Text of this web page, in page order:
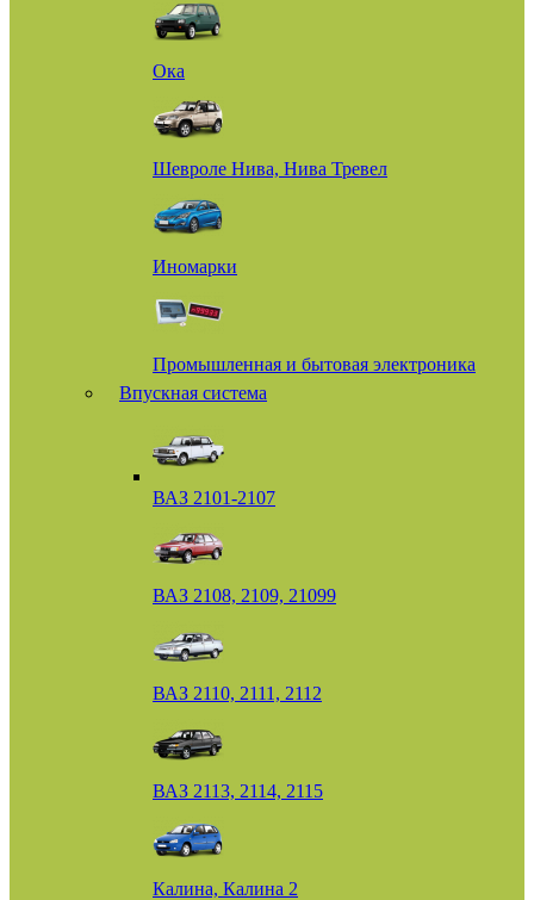
Ока
Шевроле Нива, Нива Тревел
Иномарки
Промышленная и бытовая электроника
Впускная система
ВАЗ 2101-2107
ВАЗ 2108, 2109, 21099
ВАЗ 2110, 2111, 2112
ВАЗ 2113, 2114, 2115
Калина, Калина 2